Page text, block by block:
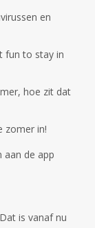
en
fun to stay in
hoe zit dat
zomer in!
aan de app
is vanaf nu